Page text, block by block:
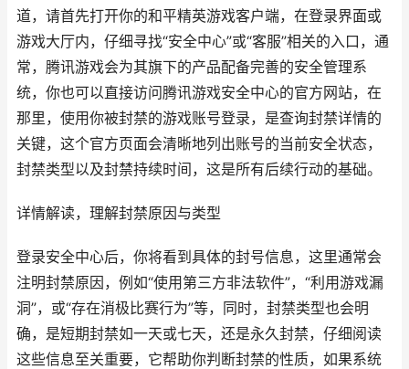
道，请首先打开你的和平精英游戏客户端，在登录界面或
游戏大厅内，仔细寻找“安全中心”或“客服”相关的入口，通
常，腾讯游戏会为其旗下的产品配备完善的安全管理系
统，你也可以直接访问腾讯游戏安全中心的官方网站，在
那里，使用你被封禁的游戏账号登录，是查询封禁详情的
关键，这个官方页面会清晰地列出账号的当前安全状态，
封禁类型以及封禁持续时间，这是所有后续行动的基础。
详情解读，理解封禁原因与类型
登录安全中心后，你将看到具体的封号信息，这里通常会
注明封禁原因，例如“使用第三方非法软件”，“利用游戏漏
洞”，或“存在消极比赛行为”等，同时，封禁类型也会明
确，是短期封禁如一天或七天，还是永久封禁，仔细阅读
这些信息至关重要，它帮助你判断封禁的性质，如果系统